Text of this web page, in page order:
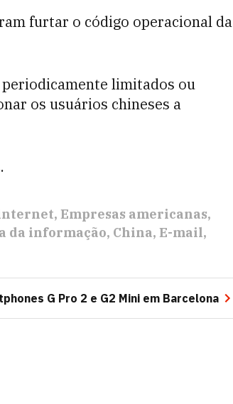
furtar o código operacional da
limitados ou
os usuários chineses a
Empresas americanas
da informação China E-mail
G Pro 2 e G2 Mini em Barcelona